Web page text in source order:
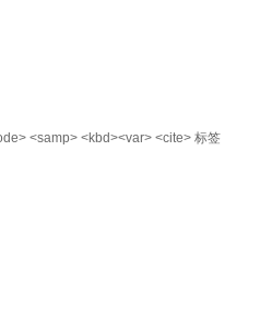
<samp> <kbd><var> <cite> 标签